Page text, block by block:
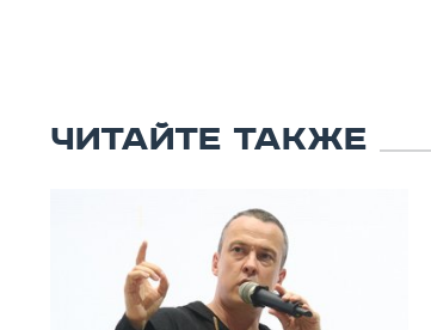
ЧИТАЙТЕ ТАКЖЕ